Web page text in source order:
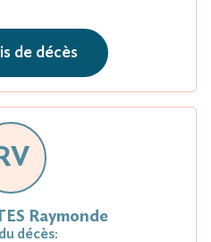
de décès
RV
Raymonde
décès: